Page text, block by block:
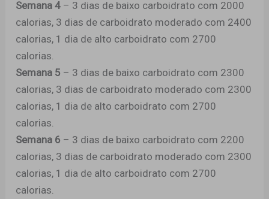
Semana 4 – 3 dias de baixo carboidrato com 2000
calorias, 3 dias de carboidrato moderado com 2400
calorias, 1 dia de alto carboidrato com 2700
calorias.
Semana 5 – 3 dias de baixo carboidrato com 2300
calorias, 3 dias de carboidrato moderado com 2300
calorias, 1 dia de alto carboidrato com 2700
calorias.
Semana 6 – 3 dias de baixo carboidrato com 2200
calorias, 3 dias de carboidrato moderado com 2300
calorias, 1 dia de alto carboidrato com 2700
calorias.